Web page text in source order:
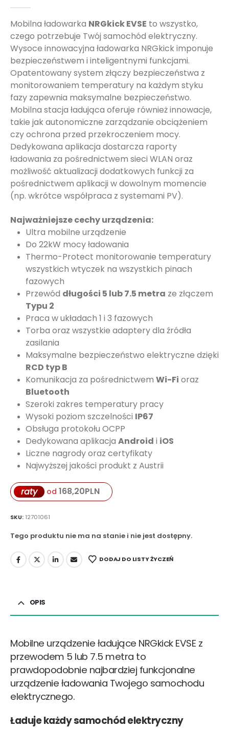
Mobilna ładowarka NRGkick EVSE to wszystko,
czego potrzebuje Twój samochód elektryczny.
Wysoce innowacyjna ładowarka NRGkick imponuje
bezpieczeństwem i inteligentnymi funkcjami.
Opatentowany system złączy bezpieczeństwa z
monitorowaniem temperatury na każdym styku
fazy zapewnia maksymalne bezpieczeństwo.
Mobilna stacja ładująca oferuje również innowacje,
takie jak autonomiczne zarządzanie obciążeniem
czy ochrona przed przekroczeniem mocy.
Dedykowana aplikacja dostarcza raporty
ładowania za pośrednictwem sieci WLAN oraz
możliwość aktualizacji dodatkowych funkcji za
pośrednictwem aplikacji w dowolnym momencie
(np. wkrótce współpraca z systemami PV).
Najważniejsze cechy urządzenia:
Ultra mobilne urządzenie
Do 22kW mocy ładowania
Thermo-Protect monitorowanie temperatury
wszystkich wtyczek na wszystkich pinach
fazowych
Przewód długości 5 lub 7.5 metra ze złączem
Typu 2
Praca w układach 1 i 3 fazowych
Torba oraz wszystkie adaptery dla źródła
zasilania
Maksymalne bezpieczeństwo elektryczne dzięki
RCD typ B
Komunikacja za pośrednictwem Wi-Fi oraz
Bluetooth
Szeroki zakres temperatury pracy
Wysoki poziom szczelności IP67
Obsługa protokołu OCPP
Dedykowana aplikacja Android i iOS
Liczne nagrody oraz certyfikaty
Najwyższej jakości produkt z Austrii
raty od 168,20PLN
SKU: 12701061
Tego produktu nie ma na stanie i nie jest dostępny.
DODAJ DO LISTY ŻYCZEŃ
OPIS
Mobilne urządzenie ładujące NRGkick EVSE z
przewodem 5 lub 7.5 metra to
prawdopodobnie najbardziej funkcjonalne
urządzenie ładowania Twojego samochodu
elektrycznego.
Ładuje każdy samochód elektryczny